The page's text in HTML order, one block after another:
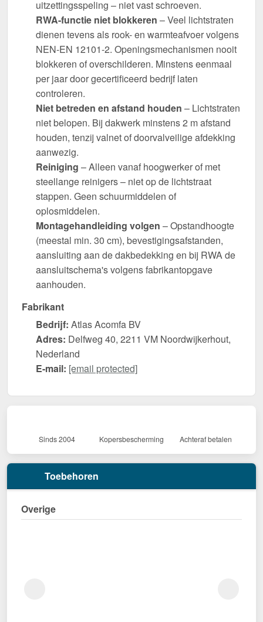
uitzettingsspeling – niet vast schroeven.
RWA-functie niet blokkeren – Veel lichtstraten
dienen tevens als rook- en warmteafvoer volgens
NEN-EN 12101-2. Openingsmechanismen nooit
blokkeren of overschilderen. Minstens eenmaal
per jaar door gecertificeerd bedrijf laten
controleren.
Niet betreden en afstand houden – Lichtstraten
niet belopen. Bij dakwerk minstens 2 m afstand
houden, tenzij valnet of doorvalveilige afdekking
aanwezig.
Reiniging – Alleen vanaf hoogwerker of met
steellange reinigers – niet op de lichtstraat
stappen. Geen schuurmiddelen of
oplosmiddelen.
Montagehandleiding volgen – Opstandhoogte
(meestal min. 30 cm), bevestigingsafstanden,
aansluiting aan de dakbedekking en bij RWA de
aansluitschema's volgens fabrikantopgave
aanhouden.
Fabrikant
Bedrijf: Atlas Acomfa BV
Adres: Delfweg 40, 2211 VM Noordwijkerhout,
Nederland
E-mail: [email protected]
Sinds 2004 Kopersbescherming Achteraf betalen
Toebehoren
Overige